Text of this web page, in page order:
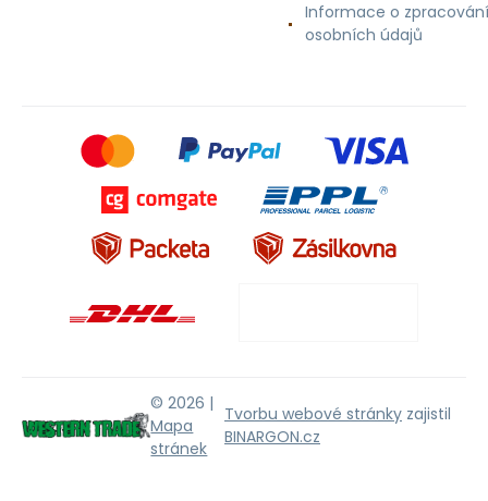
Informace o zpracování
osobních údajů
© 2026 |
Mapa
stránek
Tvorbu webové stránky zajistil
BINARGON.cz